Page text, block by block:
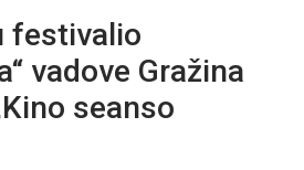
festivalio
vadove Gražina
seanso